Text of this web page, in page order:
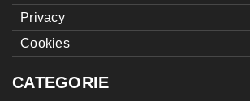
Privacy
Cookies
CATEGORIE